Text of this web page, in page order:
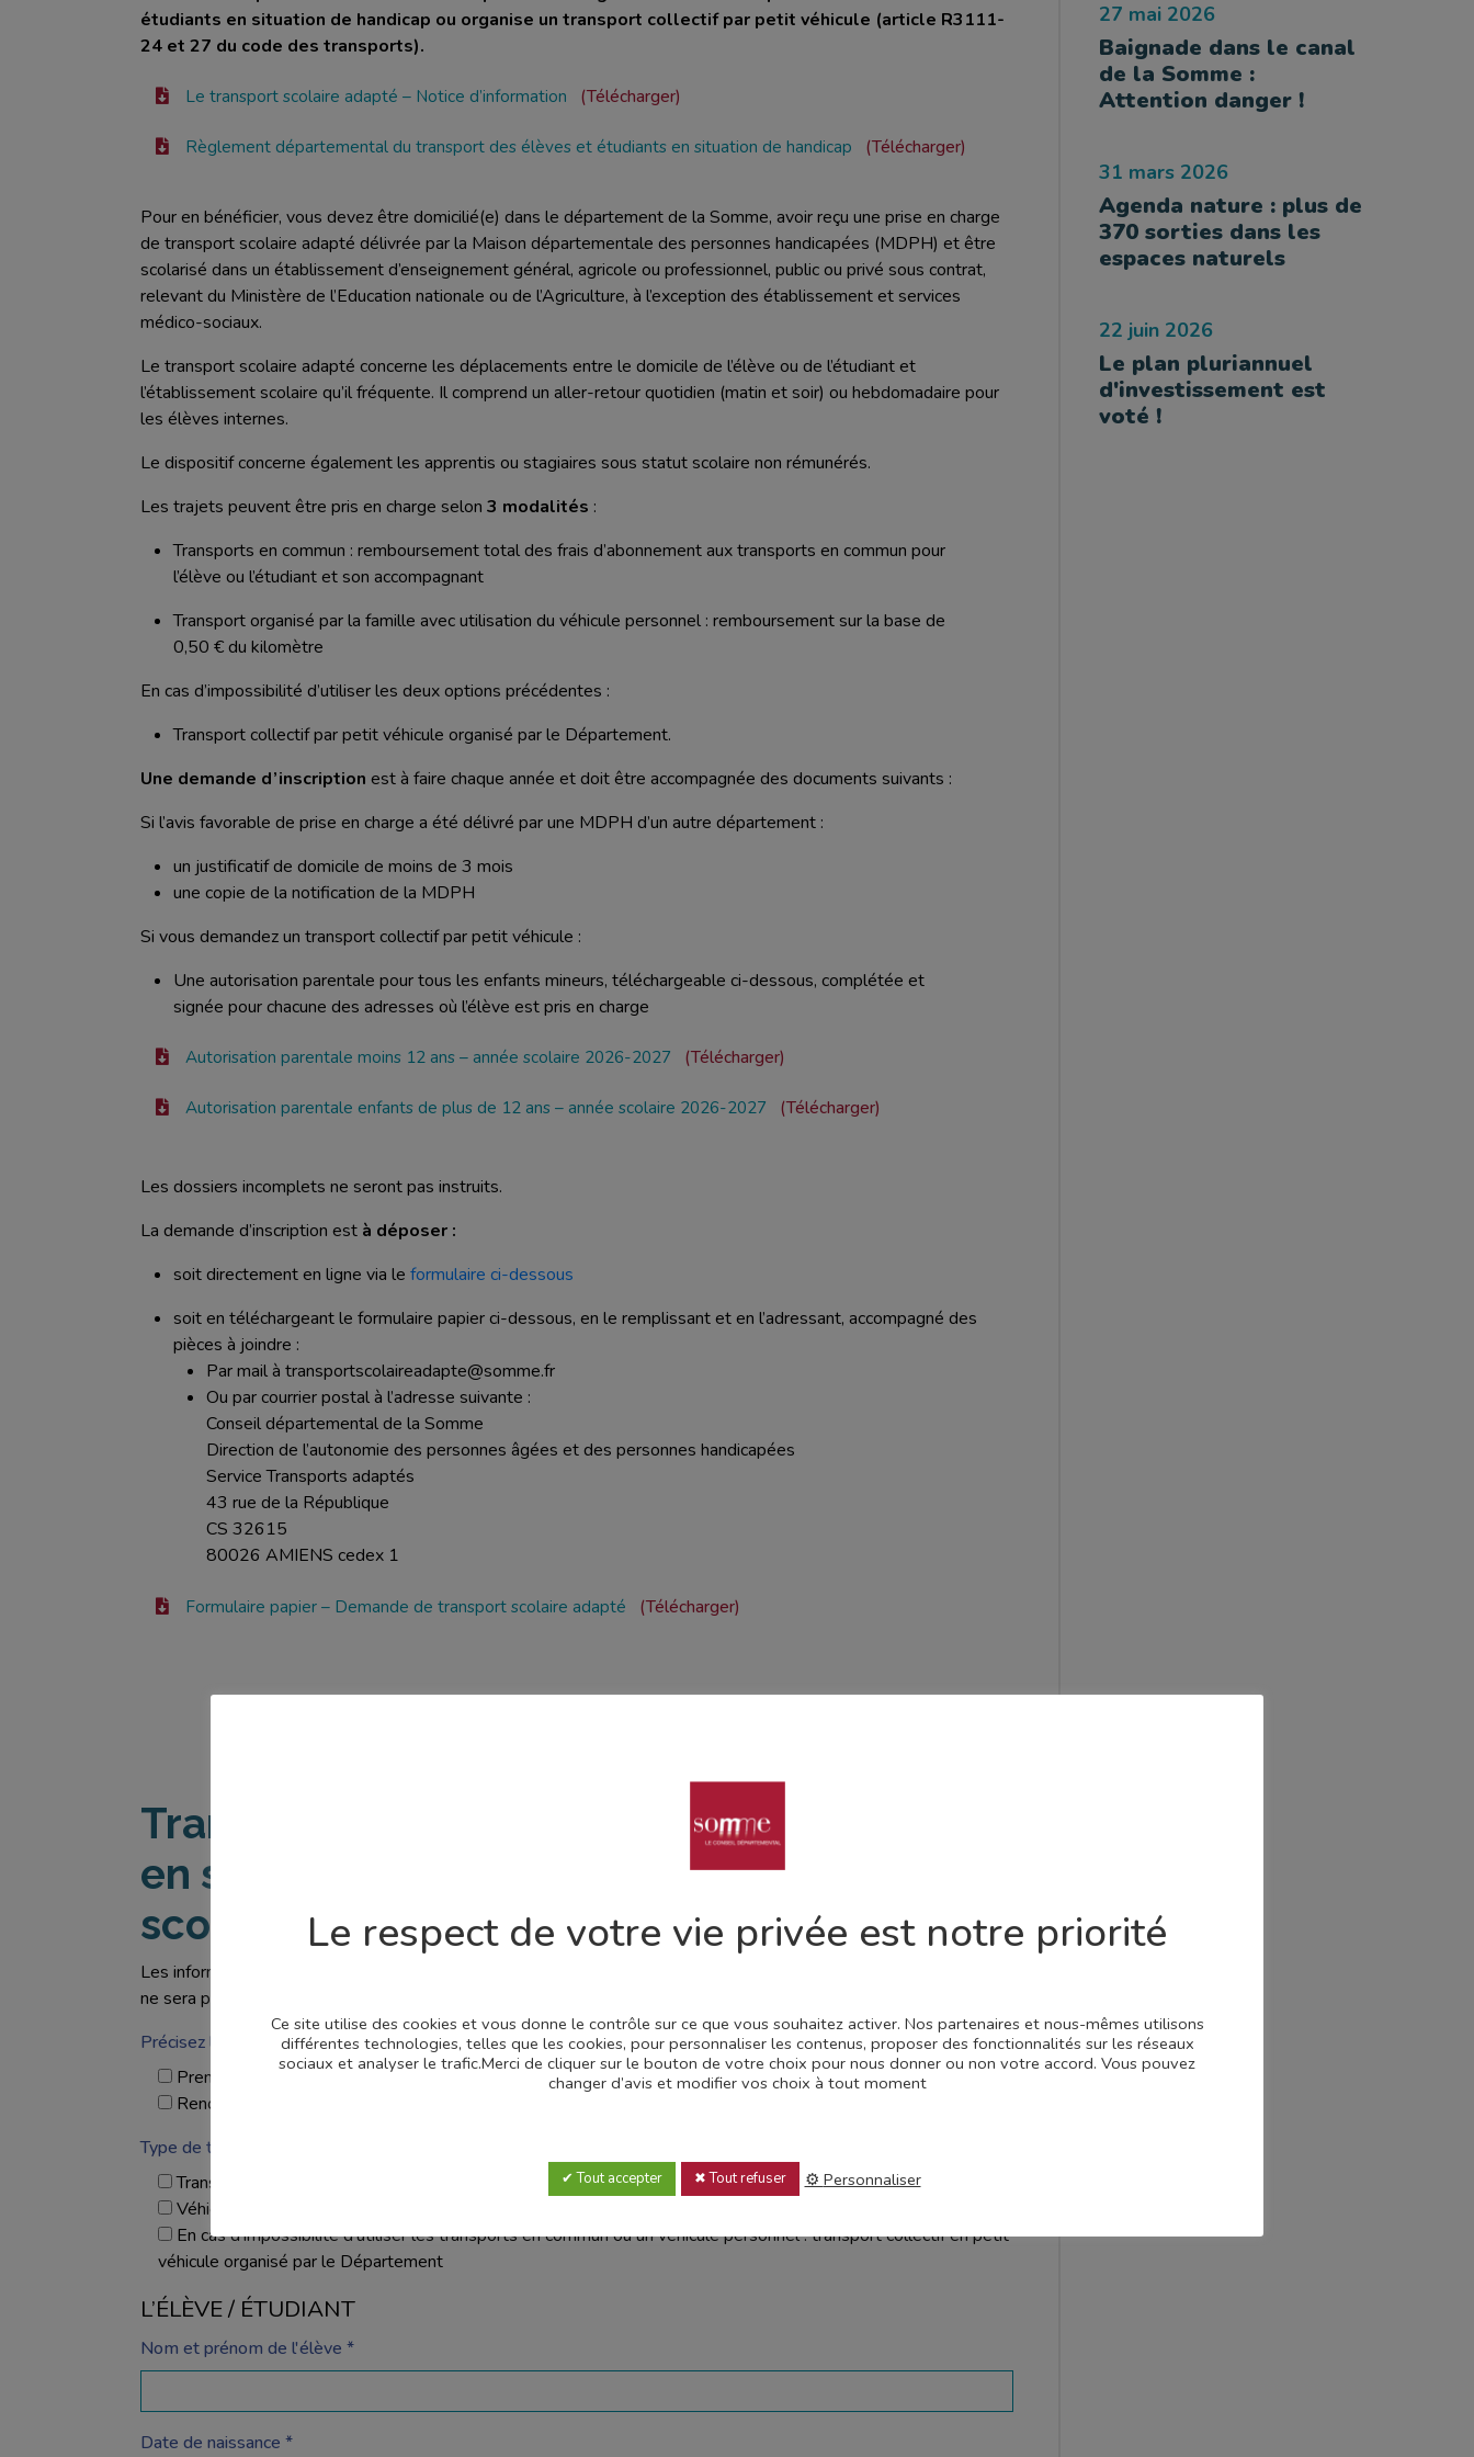
ENTREPRISE
ETABLISSEMENT PUBLIC
ETABLISSEMENT SCOLAIRE
PARENT
PERSONNE ÂGÉE
TOURISME
ROUTES ET MOBILITÉ
FLEUVE, CANAL, VALLÉE
SÉCURITÉ CIVILE ET SANITAIRE
CULTURE ET PATRIMOINE
étudiants en situation de handicap ou organise un transport collectif par petit véhicule (article R3111-
24 et 27 du code des transports).
Le transport scolaire adapté – Notice d’information Télécharger
Règlement départemental du transport des élèves et étudiants en situation de handicap Télécharger
Pour en bénéficier, vous devez être domicilié(e) dans le département de la Somme, avoir reçu une prise en charge
de transport scolaire adapté délivrée par la Maison départementale des personnes handicapées (MDPH) et être
scolarisé dans un établissement d’enseignement général, agricole ou professionnel, public ou privé sous contrat,
relevant du Ministère de l’Education nationale ou de l’Agriculture, à l’exception des établissement et services
médico-sociaux.
Le transport scolaire adapté concerne les déplacements entre le domicile de l’élève ou de l’étudiant et
l’établissement scolaire qu’il fréquente. Il comprend un aller-retour quotidien (matin et soir) ou hebdomadaire pour
les élèves internes.
Le dispositif concerne également les apprentis ou stagiaires sous statut scolaire non rémunérés.
Les trajets peuvent être pris en charge selon 3 modalités :
Transports en commun : remboursement total des frais d’abonnement aux transports en commun pour
l’élève ou l’étudiant et son accompagnant
Transport organisé par la famille avec utilisation du véhicule personnel : remboursement sur la base de
0,50 € du kilomètre
En cas d’impossibilité d’utiliser les deux options précédentes :
Transport collectif par petit véhicule organisé par le Département.
Une demande d’inscription est à faire chaque année et doit être accompagnée des documents suivants :
Si l’avis favorable de prise en charge a été délivré par une MDPH d’un autre département :
un justificatif de domicile de moins de 3 mois
une copie de la notification de la MDPH
Si vous demandez un transport collectif par petit véhicule :
Une autorisation parentale pour tous les enfants mineurs, téléchargeable ci-dessous, complétée et
signée pour chacune des adresses où l’élève est pris en charge
Autorisation parentale moins 12 ans – année scolaire 2026-2027 Télécharger
Autorisation parentale enfants de plus de 12 ans – année scolaire 2026-2027 Télécharger
Les dossiers incomplets ne seront pas instruits.
La demande d’inscription est à déposer :
soit directement en ligne via le formulaire ci-dessous
soit en téléchargeant le formulaire papier ci-dessous, en le remplissant et en l’adressant, accompagné des
pièces à joindre :
Par mail à transportscolaireadapte@somme.fr
Ou par courrier postal à l’adresse suivante :
Conseil départemental de la Somme
Direction de l’autonomie des personnes âgées et des personnes handicapées
Service Transports adaptés
43 rue de la République
CS 32615
80026 AMIENS cedex 1
Formulaire papier – Demande de transport scolaire adapté Télécharger
Transport scolaire des élèves et étudiants
en situation de handicap pour l’année
scolaire 2026-2027
Les informations indiquées par une * sont obligatoires afin de réaliser votre inscription. Tout formulaire incomplet
ne sera pas pris en compte.
Précisez la demande *
Première demande
Renouvellement
Type de transport *
Transport en commun - Remboursement des abonnements
Véhicule personnel - Remboursement des indemnités kilométriques
En cas d'impossibilité d'utiliser les transports en commun ou un véhicule personnel : transport collectif en petit
véhicule organisé par le Département
L’ÉLÈVE / ÉTUDIANT
Nom et prénom de l'élève *
Date de naissance *
27 mai 2026
Baignade dans le canal
de la Somme :
Attention danger !
31 mars 2026
Agenda nature : plus de
370 sorties dans les
espaces naturels
22 juin 2026
Le plan pluriannuel
d'investissement est
voté !
Le respect de votre vie privée est notre priorité
Ce site utilise des cookies et vous donne le contrôle sur ce que vous souhaitez activer. Nos partenaires et nous-mêmes utilisons
différentes technologies, telles que les cookies, pour personnaliser les contenus, proposer des fonctionnalités sur les réseaux
sociaux et analyser le trafic.Merci de cliquer sur le bouton de votre choix pour nous donner ou non votre accord. Vous pouvez
changer d’avis et modifier vos choix à tout moment
Tout accepter Tout refuser Personnaliser